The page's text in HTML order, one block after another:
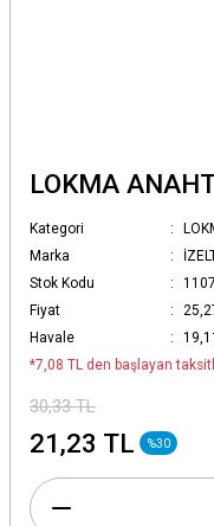
LOKMA
Kategori
Marka
Stok Kodu
Fiyat
Havale
*7,08 TL den başlayan
30,33 TL
21,23 TL %30